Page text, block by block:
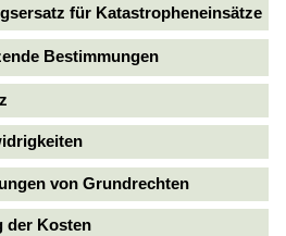
für Katastropheneinsätze
Bestimmungen
von Grundrechten
der Kosten